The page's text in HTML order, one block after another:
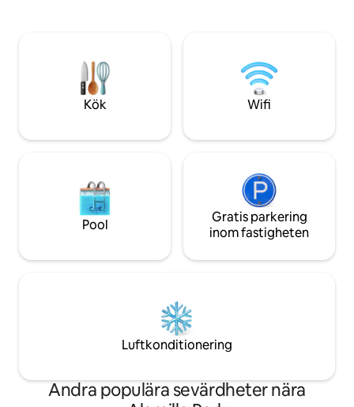
considerada más bonita plaza de Sevilla,
la plaza de Santa Isabel, rodeada de
conventos y con vista desde la planta
iglesias. El ático consta de: - 3 cómodos y
totalmente equipada abierta al salón
con: • lavavajillas • nevera • calentador de
agua eléctrico • cafetera eléctrica .
tostador . plancha • utensilios de cocina •
privada a la que se accede desde la
comedor y cocina . ascensor .WIFI
PUEDE ACCEDER A TODO EL
APARTAMENTO - SIÉNTASE COMO EN
ininterrumpido a todas las áreas de todo
el apartamento. REGLAS DE LA CASA
vardagsrum med
med intressanta
över-badkar och
ursprungliga
badrum med
mot en uterum
stolar och på en
staden och den
kyrkan San luis
golvvärme,
Kök Wifi
Pool
Gratis parkering
inom fastigheten
Luftkonditionering
Andra populära sevärdheter nära